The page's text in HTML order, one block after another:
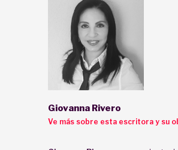
Giovanna Rivero
Ve más sobre esta escritora y su